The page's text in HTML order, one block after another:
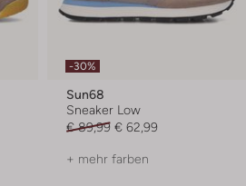
-30%
Sun68
Sneaker Low
€ 89,99 € 62,99
+ mehr farben